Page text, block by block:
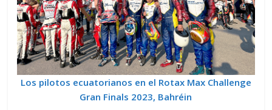
Los pilotos ecuatorianos en el Rotax Max Challenge
Gran Finals 2023, Bahréin